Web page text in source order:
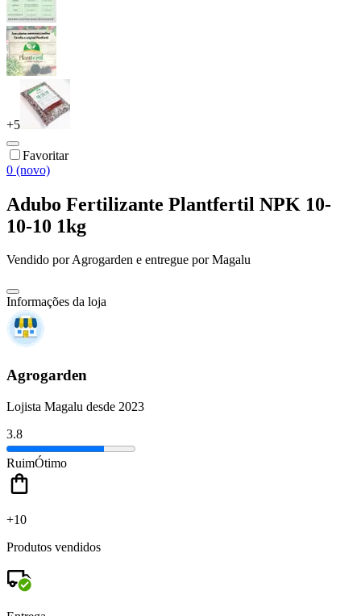
+5
Favoritar
0 (novo)
Adubo Fertilizante Plantfertil NPK 10-
10-10 1kg
Vendido porAgrogarden e entregue por Magalu
Informações da loja
Agrogarden
Lojista Magalu desde 2023
3.8
RuimÓtimo
+10
Produtos vendidos